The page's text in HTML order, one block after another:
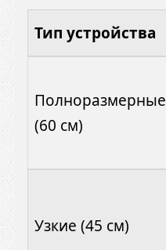
Тип устройства
Полноразмерные
(60 см)
Узкие (45 см)